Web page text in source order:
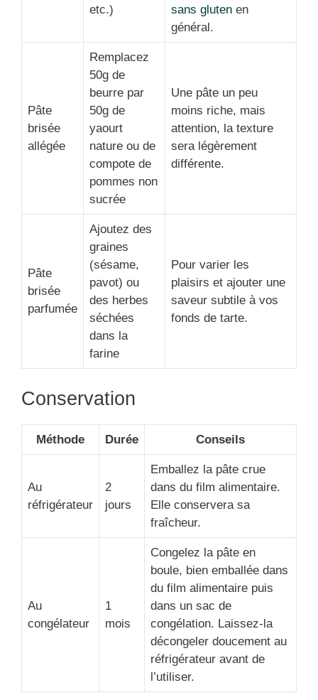
etc.)
sans gluten en
général.
Pâte
brisée
allégée
Remplacez
50g de
beurre par
50g de
yaourt
nature ou de
compote de
pommes non
sucrée
Une pâte un peu
moins riche, mais
attention, la texture
sera légèrement
différente.
Pâte
brisée
parfumée
Ajoutez des
graines
(sésame,
pavot) ou
des herbes
séchées
dans la
farine
Pour varier les
plaisirs et ajouter une
saveur subtile à vos
fonds de tarte.
Conservation
Méthode Durée Conseils
Au
réfrigérateur
2
jours
Emballez la pâte crue
dans du film alimentaire.
Elle conservera sa
fraîcheur.
Au
congélateur
1
mois
Congelez la pâte en
boule, bien emballée dans
du film alimentaire puis
dans un sac de
congélation. Laissez-la
décongeler doucement au
réfrigérateur avant de
l’utiliser.